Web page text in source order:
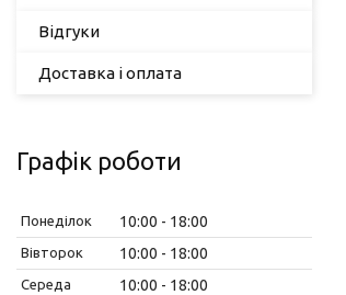
Відгуки
Доставка і оплата
Графік роботи
Понеділок 10:00 18:00
Вівторок 10:00 18:00
Середа 10:00 18:00